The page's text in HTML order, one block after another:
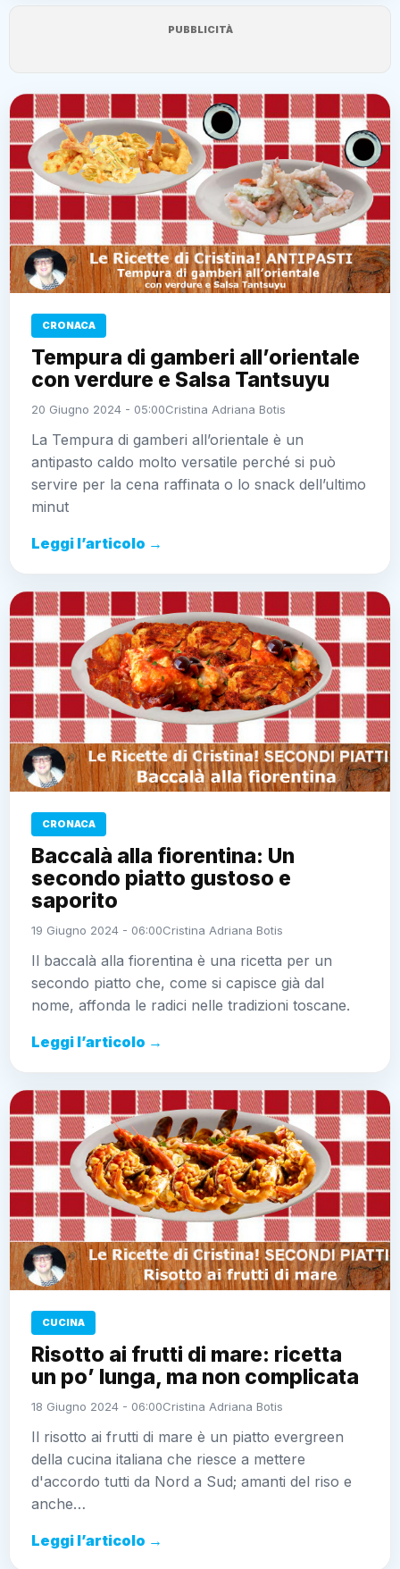
PUBBLICITÀ
CRONACA
Tempura di gamberi all’orientale
con verdure e Salsa Tantsuyu
20 Giugno 2024 - 05:00Cristina Adriana Botis
La Tempura di gamberi all’orientale è un
antipasto caldo molto versatile perché si può
servire per la cena raffinata o lo snack dell’ultimo
minut
Leggi l’articolo →
CRONACA
Baccalà alla fiorentina: Un
secondo piatto gustoso e
saporito
19 Giugno 2024 - 06:00Cristina Adriana Botis
Il baccalà alla fiorentina è una ricetta per un
secondo piatto che, come si capisce già dal
nome, affonda le radici nelle tradizioni toscane.
Leggi l’articolo →
CUCINA
Risotto ai frutti di mare: ricetta
un po’ lunga, ma non complicata
18 Giugno 2024 - 06:00Cristina Adriana Botis
Il risotto ai frutti di mare è un piatto evergreen
della cucina italiana che riesce a mettere
d'accordo tutti da Nord a Sud; amanti del riso e
anche…
Leggi l’articolo →